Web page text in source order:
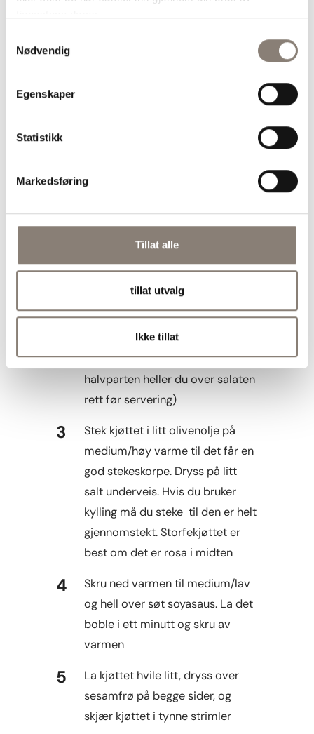
Nødvendig
Egenskaper
Statistikk
Markedsføring
Tillat alle
tillat utvalg
Ikke tillat
2 ss jasminris, ukokt (halvparten til
dressingen, resten drysses over
Rist riskornene i tørr panne til de
chilipulver/chiliflak det siste
Avkjøl og knus ris og chilipulver
fint i morter eller i en
krydderkvern om du har. Bland
halvparten av pulveret i
dressingen (den andre
halvparten heller du over salaten
rett før servering)
Stek kjøttet i litt olivenolje på
medium/høy varme til det får en
god stekeskorpe. Dryss på litt
salt underveis. Hvis du bruker
kylling må du steke til den er helt
gjennomstekt. Storfekjøttet er
best om det er rosa i midten
Skru ned varmen til medium/lav
og hell over søt soyasaus. La det
boble i ett minutt og skru av
varmen
La kjøttet hvile litt, dryss over
sesamfrø på begge sider, og
skjær kjøttet i tynne strimler